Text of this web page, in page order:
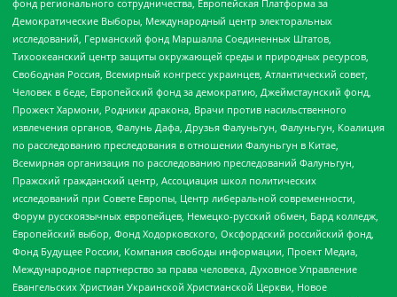
фонд регионального сотрудничества, Европейская Платформа за
Демократические Выборы, Международный центр электоральных
исследований, Германский фонд Маршалла Соединенных Штатов,
Тихоокеанский центр защиты окружающей среды и природных ресурсов,
Свободная Россия, Всемирный конгресс украинцев, Атлантический совет,
Человек в беде, Европейский фонд за демократию, Джеймстаунский фонд,
Прожект Хармони, Родники дракона, Врачи против насильственного
извлечения органов, Фалунь Дафа, Друзья Фалуньгун, Фалуньгун, Коалиция
по расследованию преследования в отношении Фалуньгун в Китае,
Всемирная организация по расследованию преследований Фалуньгун,
Пражский гражданский центр, Ассоциация школ политических
исследований при Совете Европы, Центр либеральной современности,
Форум русскоязычных европейцев, Немецко-русский обмен, Бард колледж,
Европейский выбор, Фонд Ходорковского, Оксфордский российский фонд,
Фонд Будущее России, Компания свободы информации, Проект Медиа,
Международное партнерство за права человека, Духовное Управление
Евангельских Христиан Украинской Христианской Церкви, Новое